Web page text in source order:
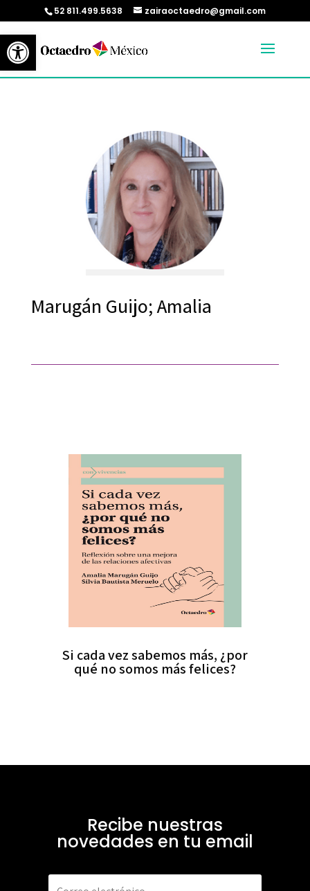
Abrir barra de herramientas
52 811.499.5638 zairaoctaedro@gmail.com
Marugán Guijo; Amalia
Si cada vez sabemos más, ¿por
qué no somos más felices?
Recibe nuestras
novedades en tu email